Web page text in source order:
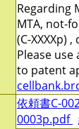
Regarding
MTA, not-
(C-
Please
to patent
依頼書C-
0003p.pdf